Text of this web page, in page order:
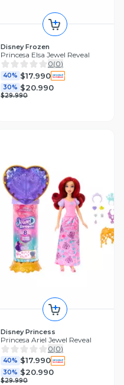
Disney Frozen
Princesa Elsa Jewel Reveal
0(0)
40% $17.990
30% $20.990
$29.990
Disney Princess
Princesa Ariel Jewel Reveal
0(0)
40% $17.990
30% $20.990
$29.990